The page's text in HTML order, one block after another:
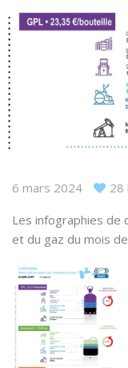
6 mars 2024
28
Les infographies de
et du gaz du mois